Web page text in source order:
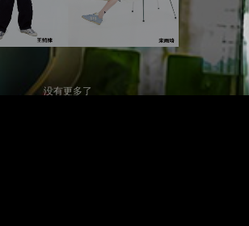
没有更多了